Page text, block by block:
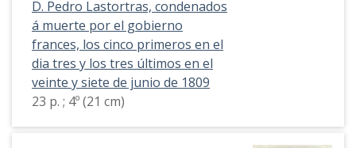
D. Pedro Lastortras, condenados
á muerte por el gobierno
frances, los cinco primeros en el
dia tres y los tres últimos en el
veinte y siete de junio de 1809
23 p. ; 4º (21 cm)